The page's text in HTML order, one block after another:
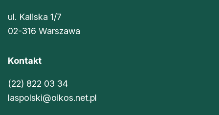
ul. Kaliska 1/7
02-316 Warszawa
Kontakt
(22) 822 03 34
laspolski@oikos.net.pl